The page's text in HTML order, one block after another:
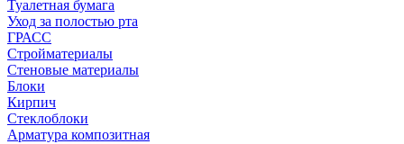
Туалетная бумага
Уход за полостью рта
ГРАСС
Стройматериалы
Стеновые материалы
Блоки
Кирпич
Стеклоблоки
Арматура композитная